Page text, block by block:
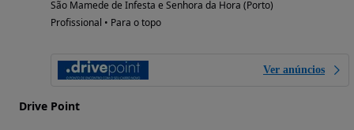
São Mamede de Infesta e Senhora da Hora (Porto)
Profissional • Para o topo
Ver anúncios
Drive Point